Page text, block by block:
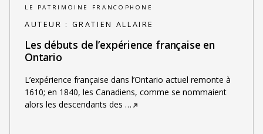
LE PATRIMOINE FRANCOPHONE
AUTEUR : GRATIEN ALLAIRE
Les débuts de l’expérience française en
Ontario
L’expérience française dans l’Ontario actuel remonte à
1610; en 1840, les Canadiens, comme se nommaient
alors les descendants des …